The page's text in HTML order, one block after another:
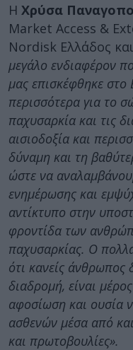
Η Χρύσα
Market Access &
Nordisk Ελλάδος
μεγάλο ενδιαφέρον
μας επισκέφθηκε
περισσότερα για το
παχυσαρκία και τις
αισιοδοξία και
δύναμη και τη
ώστε να
ενημέρωσης και
αντίκτυπο στην
φροντίδα των
παχυσαρκίας. Ο
ότι κανείς άνθρωπος
διαδρομή, είναι
αφοσίωση και ουσία
ασθενών μέσα από
και πρωτοβουλίες».